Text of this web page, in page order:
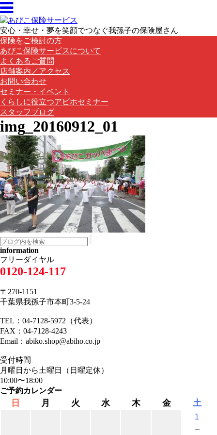
安心・幸せ・夢を笑顔でつなぐ我孫子の保険屋さん
保険をご検討の方
あびこ保険サービスについて
よくあるご質問
店舗案内／アクセス
お問い合わせ
セミナー・イベント
くらしに役立つアビホセミナー
スタッフブログ
img_20160912_01
information
フリーダイヤル
0120-124-117
〒270-1151
千葉県我孫子市本町3-5-24
TEL：04-7128-5972（代表）
FAX：04-7128-4243
Email：abiko.shop@abiho.co.jp
受付時間
月曜日から土曜日（日曜定休）
10:00〜18:00
ご予約カレンダー
日 月 火 水 木 金 土
1
－